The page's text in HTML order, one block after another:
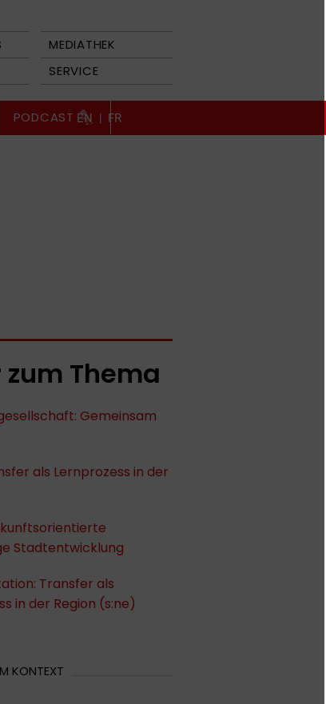
MEDIATHEK
SERVICE
PODCAST EN | FR
zum Thema
Gemeinsam
als Lernprozess in der
Stadtentwicklung
Transfer als
in der Region (s:ne)
KONTEXT